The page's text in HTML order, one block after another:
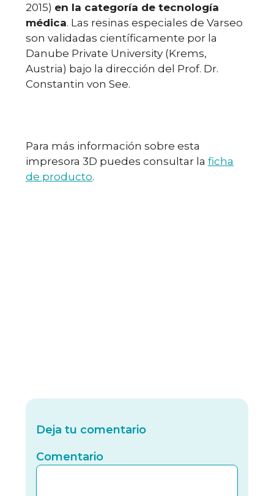
2015) en la categoría de tecnología
médica. Las resinas especiales de Varseo
son validadas científicamente por la
Danube Private University (Krems,
Austria) bajo la dirección del Prof. Dr.
Constantin von See.
Para más información sobre esta
impresora 3D puedes consultar la ficha
de producto.
Deja tu comentario
Comentario